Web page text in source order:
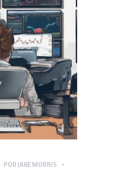
POR JAKE MORRIS